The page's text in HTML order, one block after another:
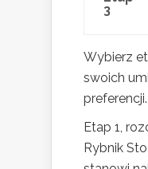
3
Wybierz
swoich
preferencji.
Etap 1,
Rybnik